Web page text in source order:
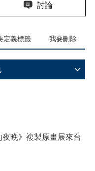
討論
定義標籤 我要刪除
晚》複製原畫展來台